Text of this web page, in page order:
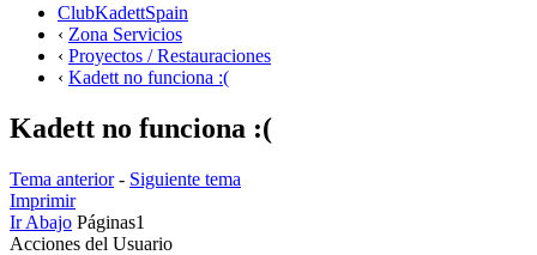
ClubKadettSpain
‹ Zona Servicios
‹ Proyectos / Restauraciones
‹ Kadett no funciona :(
Kadett no funciona :(
Tema anterior- Siguiente tema
Imprimir
Ir Abajo Páginas1
Acciones del Usuario